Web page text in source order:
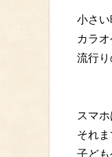
小さ
カラ
流行り
スマ
それ
子ども